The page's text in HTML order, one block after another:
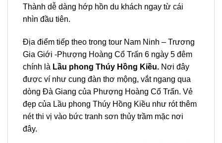
Thành dễ dàng hớp hồn du khách ngay từ cái
nhìn đầu tiên.
Địa điểm tiếp theo trong tour Nam Ninh – Trương
Gia Giới -Phượng Hoàng Cổ Trấn 6 ngày 5 đêm
chính là Lầu phong Thúy Hồng Kiều. Nơi đây
được ví như cung đàn thơ mộng, vắt ngang qua
dòng Đà Giang của Phượng Hoàng Cổ Trấn. Vẻ
đẹp của Lầu phong Thúy Hồng Kiều như rót thêm
nét thi vị vào bức tranh sơn thủy trầm mặc nơi
đây.